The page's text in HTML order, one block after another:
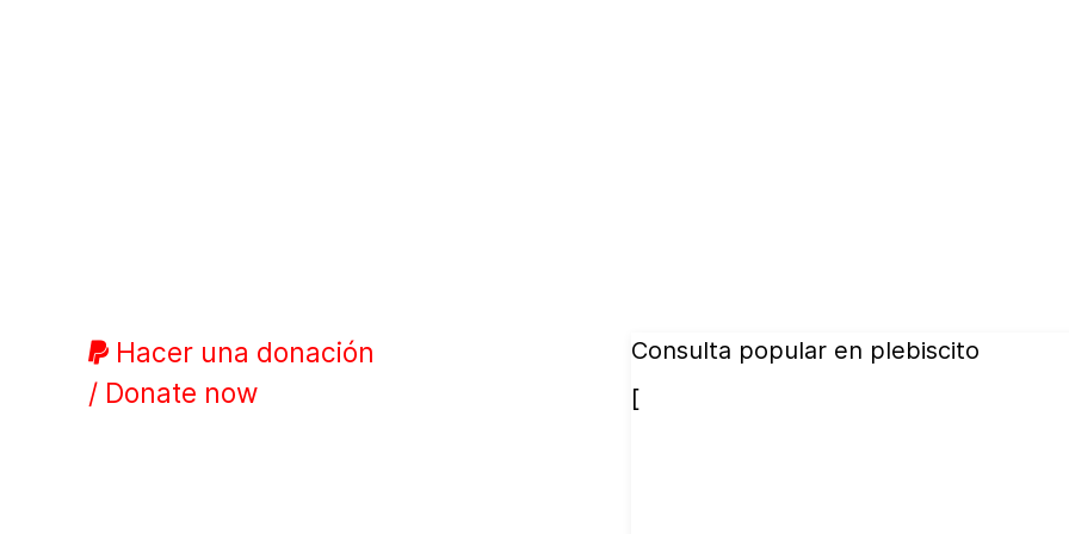
Hacer una donación
/ Donate now
Consulta popular en plebiscito
[